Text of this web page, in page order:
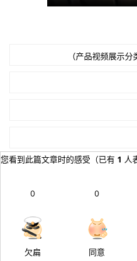
（产品视频展示
您看到此篇文章时的感受 （已有 1 人
0
欠扁
0
同意